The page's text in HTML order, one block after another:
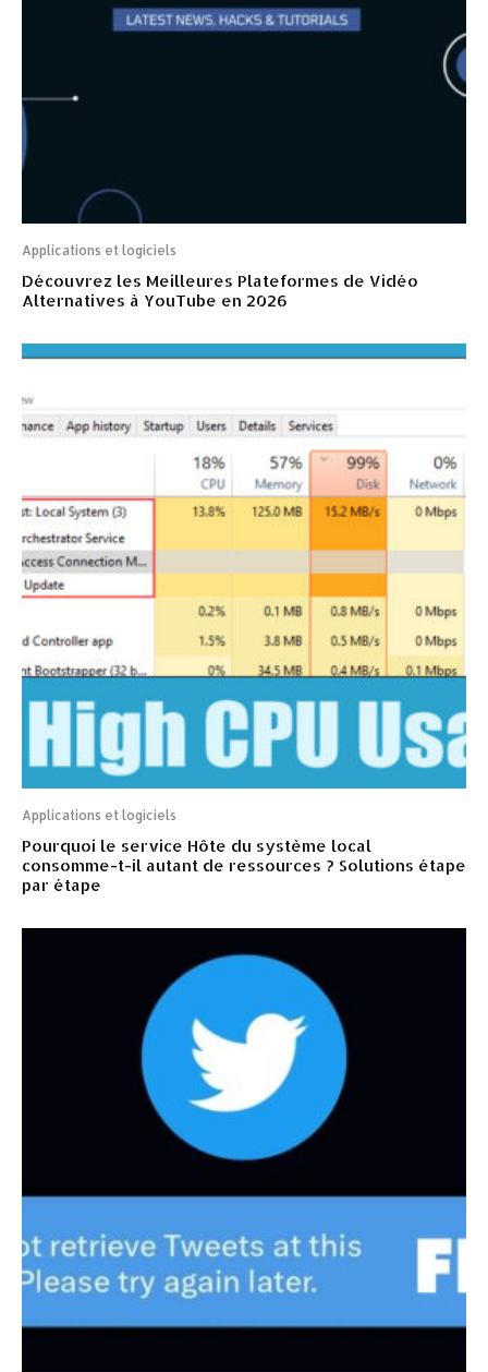
Applications et logiciels
Découvrez les Meilleures Plateformes de Vidéo
Alternatives à YouTube en 2026
Applications et logiciels
Pourquoi le service Hôte du système local
consomme-t-il autant de ressources ? Solutions étape
par étape